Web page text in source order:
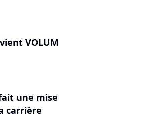
VOLUM
une mise
carrière